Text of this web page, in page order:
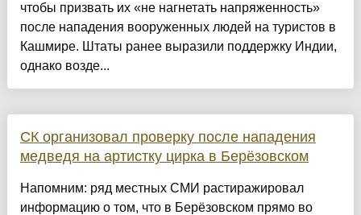
чтобы призвать их «не нагнетать напряженность»
после нападения вооруженных людей на туристов в
Кашмире. Штаты ранее выразили поддержку Индии,
однако возде...
СК организовал проверку после нападения
медведя на артистку цирка в Берёзовском
Напомним: ряд местных СМИ растиражировал
информацию о том, что в Берёзовском прямо во